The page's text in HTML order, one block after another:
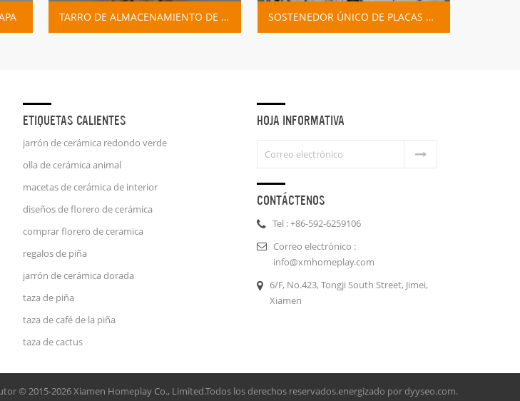
TARRO DE ALMACENAMIENTO DE PIÑA DE CERÁMICA DE ORO ROSA SOSTENEDOR ÚNICO DE PLACAS DE JOYERÍA
ETIQUETAS CALIENTES
jarrón de cerámica redondo verde
olla de cerámica animal
macetas de cerámica de interior
diseños de florero de cerámica
comprar florero de ceramica
regalos de piña
jarrón de cerámica dorada
taza de piña
taza de café de la piña
taza de cactus
HOJA INFORMATIVA
CONTÁCTENOS
Tel : +86-592-6259106
Correo electrónico :
info@xmhomeplay.com
6/F, No.423, Tongji South Street, Jimei,
Xiamen
© 2015-2026 Xiamen Homeplay Co., Limited.Todos los derechos reservados.energizado por dyyseo.com.